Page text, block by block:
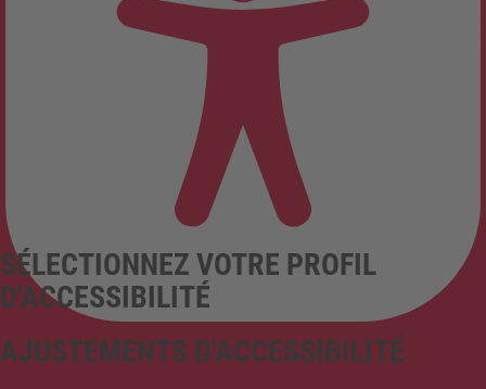
AJUSTEMENTS D'ACCESSIBILITÉ
SÉLECTIONNEZ VOTRE PROFIL
D'ACCESSIBILITÉ